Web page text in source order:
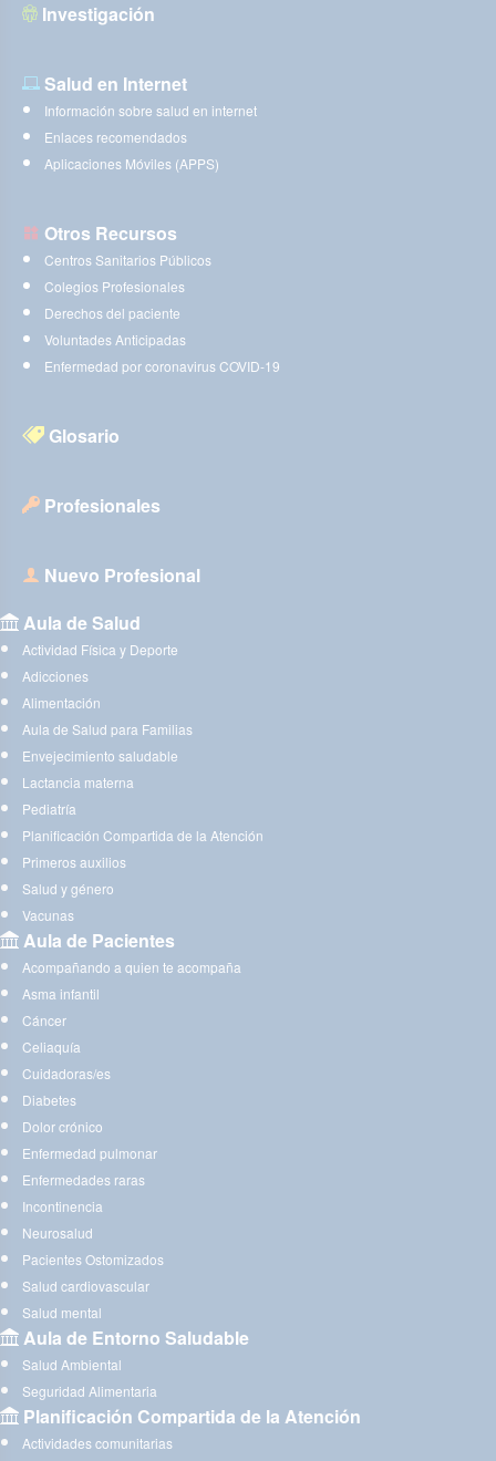
Investigación
Salud en Internet
Información sobre salud en internet
Enlaces recomendados
Aplicaciones Móviles (APPS)
Otros Recursos
Centros Sanitarios Públicos
Colegios Profesionales
Derechos del paciente
Voluntades Anticipadas
Enfermedad por coronavirus COVID-19
Glosario
Profesionales
Nuevo Profesional
Aula de Salud
Actividad Física y Deporte
Adicciones
Alimentación
Aula de Salud para Familias
Envejecimiento saludable
Lactancia materna
Pediatría
Planificación Compartida de la Atención
Primeros auxilios
Salud y género
Vacunas
Aula de Pacientes
Acompañando a quien te acompaña
Asma infantil
Cáncer
Celiaquía
Cuidadoras/es
Diabetes
Dolor crónico
Enfermedad pulmonar
Enfermedades raras
Incontinencia
Neurosalud
Pacientes Ostomizados
Salud cardiovascular
Salud mental
Aula de Entorno Saludable
Salud Ambiental
Seguridad Alimentaria
Planificación Compartida de la Atención
Actividades comunitarias